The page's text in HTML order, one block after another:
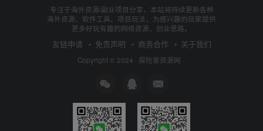
专注于海外资源/副业项目分享，本站将持续更新各种
海外资源、软件工具、项目玩法，为感兴趣的玩家提供
更多好玩有趣的网络资源、创业思路。
友链申请 免责声明 商务合作 关于我们
Copyright © 2024 · 探险家资源网 ·